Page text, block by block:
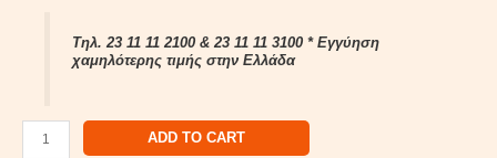
Τηλ. 23 11 11 2100 & 23 11 11 3100 * Εγγύηση
χαμηλότερης τιμής στην Ελλάδα
ADD TO CART